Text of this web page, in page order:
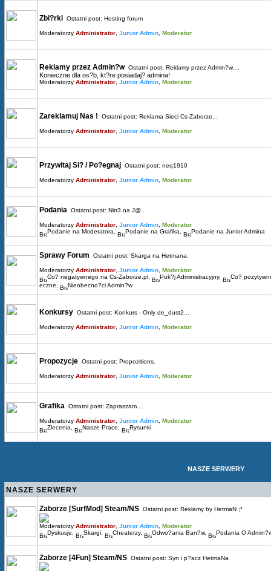
Zbi?rki Ostatni post: Hosting forum
Moderatorzy Administrator Junior Admin Moderator
Reklamy przez Admin?wOstatni post: Reklamy przez Admin?w....
Konieczne dla os?b, kt?re posiadaj? admina!
Moderatorzy Administrator Junior Admin Moderator
Zareklamuj Nas ! Ostatni post: Reklama Sieci Cs-Zaborze...
Moderatorzy Administrator Junior Admin Moderator
Przywitaj Si? / Po?egnaj Ostatni post: neq1910
Moderatorzy Administrator Junior Admin Moderator
Podania Ostatni post: Nirr3 na J@..
Moderatorzy Administrator Junior Admin Moderator
Podanie na Moderatora
Podanie na Grafika Podanie na Junior Admina
Sprawy Forum Ostatni post: Skarga na Hetmana.
Moderatorzy Administrator Junior Admin Moderator
Co? negatywnego na Cs-Zaborze.pl
Pok?j Administracyjny,
Co?
eczne
Nieobecno?ci Admin?w
Konkursy Ostatni post: Konkurs - Only de_dust2...
Moderatorzy Administrator Junior Admin Moderator
Propozycje Ostatni post: Propozitions.
Moderatorzy Administrator Junior Admin Moderator
Grafika Ostatni post: Zapraszam....
Moderatorzy Administrator Junior Admin Moderator
Zlecenia
Nasze Prace Rysunki
NASZE SERWERY
NASZE SERWERY
Zaborze [SurfMod] Steam/NS Ostatni post: Reklamy by HetmaN ;*
Moderatorzy Administrator Junior Admin Moderator
Dyskusje
Skargi Cheaterzy, Odwo?ania Ban?w, Podania O
Zaborze [4Fun] Steam/NS Ostatni post: Syn i p?acz HetmaNa